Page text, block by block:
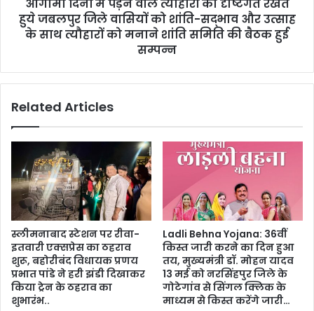
आगामी दिनों मे पड़ने वाले त्यौहारों को दृष्टिगत रखते
हुये जबलपुर जिले वासियों को शांति-सद्भाव और उत्साह
के साथ त्यौहारों को मनाने शांति समिति की बैठक हुई
सम्पन्न
Related Articles
स्लीमनाबाद स्टेशन पर रीवा-
इतवारी एक्सप्रेस का ठहराव
शुरू, बहोरीबंद विधायक प्रणय
प्रभात पांडे ने हरी झंडी दिखाकर
किया ट्रेन के ठहराव का
शुभारंभ..
Ladli Behna Yojana: 36वीं
किस्त जारी करने का दिन हुआ
तय, मुख्यमंत्री डॉ. मोहन यादव
13 मई को नरसिंहपुर जिले के
गोटेगांव से सिंगल क्लिक के
माध्यम से किस्त करेंगे जारी…